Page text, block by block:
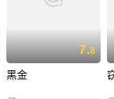
7.8
黑金